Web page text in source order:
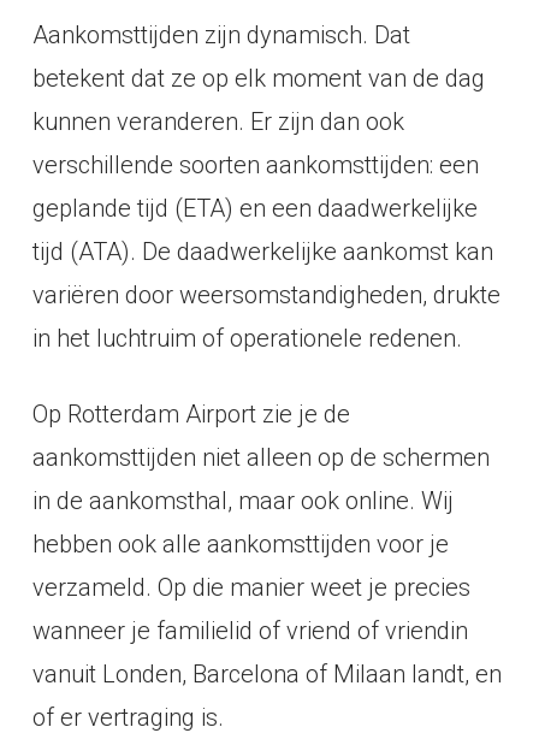
Aankomsttijden zijn dynamisch. Dat
betekent dat ze op elk moment van de dag
kunnen veranderen. Er zijn dan ook
verschillende soorten aankomsttijden: een
geplande tijd (ETA) en een daadwerkelijke
tijd (ATA). De daadwerkelijke aankomst kan
variëren door weersomstandigheden, drukte
in het luchtruim of operationele redenen.
Op Rotterdam Airport zie je de
aankomsttijden niet alleen op de schermen
in de aankomsthal, maar ook online. Wij
hebben ook alle aankomsttijden voor je
verzameld. Op die manier weet je precies
wanneer je familielid of vriend of vriendin
vanuit Londen, Barcelona of Milaan landt, en
of er vertraging is.